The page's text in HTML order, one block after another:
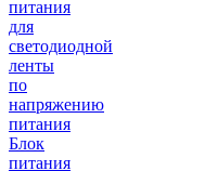
питания
для
светодиодной
ленты
по
напряжению
питания
Блок
питания